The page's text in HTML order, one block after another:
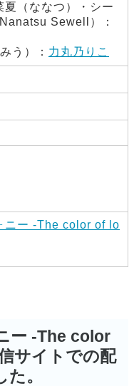
夏（ななつ）・シー
Sewell）：
う）： 力丸乃りこ
ニー -The color of lo
ー -The color
サイトでの配
。